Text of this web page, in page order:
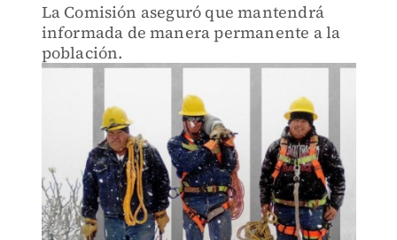
La Comisión aseguró que mantendrá
informada de manera permanente a la
población.